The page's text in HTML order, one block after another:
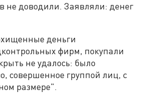
не доводили. Заявляли: денег
деньги
фирм, покупали
не удалось: было
совершенное группой лиц, с
размере".